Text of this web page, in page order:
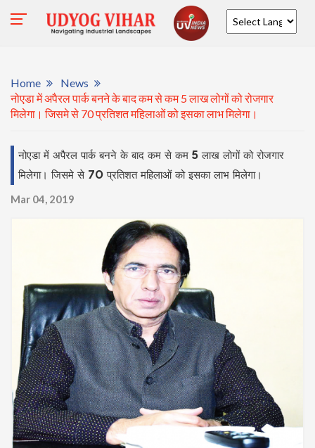
Home
News
नोएडा में अपैरल पार्क बनने के बाद कम से कम 5 लाख लोगों को रोजगार
मिलेगा। जिसमे से 70 प्रतिशत महिलाओं को इसका लाभ मिलेगा।
नोएडा में अपैरल पार्क बनने के बाद कम से कम 5 लाख लोगों को रोजगार
मिलेगा। जिसमे से 70 प्रतिशत महिलाओं को इसका लाभ मिलेगा।
Mar 04, 2019